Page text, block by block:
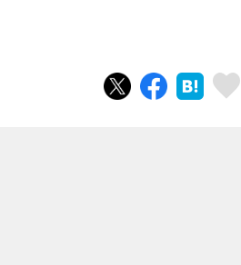
ツイートシェア はてブ